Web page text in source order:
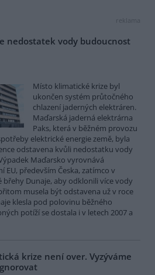
reklama
nedostatek vody budoucnost
Místo klimatické krize byl
ukončen systém průtočného
chlazení jaderných elektráren.
Maďarská jaderná elektrárna
Paks, která v běžném provozu
elektrické energie země, byla
odstavena kvůli nedostatku vody
Maďarsko vyrovnává
EU, především Česka, zatímco v
Dunaje, aby odklonili více vody
musela být odstavena už v roce
klesla pod polovinu běžného
potíží se dostala i v letech 2007 a
krize není over. Vyzýváme